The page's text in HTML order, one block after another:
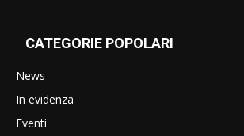
CATEGORIE POPOLARI
News
In evidenza
Eventi